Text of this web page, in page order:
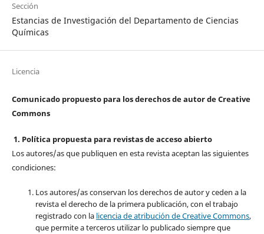
Sección
Estancias de Investigación del Departamento de Ciencias
Químicas
Licencia
Comunicado propuesto para los derechos de autor de Creative
Commons
1. Política propuesta para revistas de acceso abierto
Los autores/as que publiquen en esta revista aceptan las siguientes
condiciones:
Los autores/as conservan los derechos de autor y ceden a la
revista el derecho de la primera publicación, con el trabajo
registrado con la licencia de atribución de Creative Commons,
que permite a terceros utilizar lo publicado siempre que